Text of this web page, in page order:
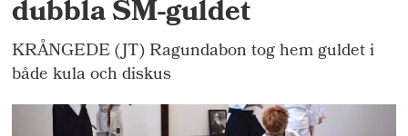
dubbla SM-guldet
KRÅNGEDE (JT) Ragundabon tog hem guldet i
både kula och diskus